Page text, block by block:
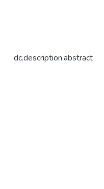
dc.description.abstract